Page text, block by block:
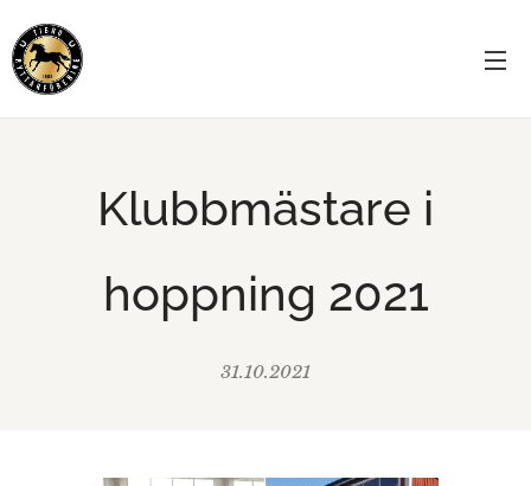
Klubbmästare i
hoppning 2021
31.10.2021